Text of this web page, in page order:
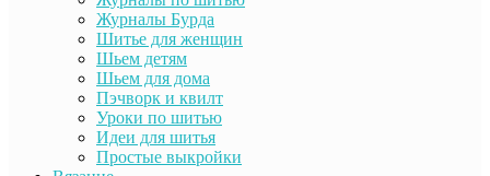
Журналы Бурда
Шитье для женщин
Шьем детям
Шьем для дома
Пэчворк и квилт
Уроки по шитью
Идеи для шитья
Простые выкройки